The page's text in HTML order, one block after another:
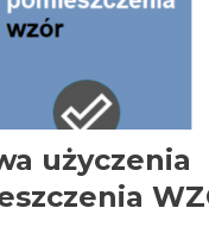
użyczenia